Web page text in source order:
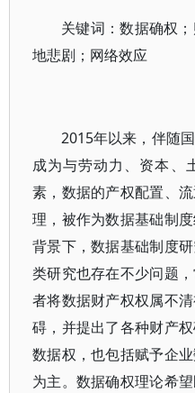
关键词：数据确权
地悲剧；网络效应
2015年以来，伴随
成为与劳动力、资本、
素，数据的产权配置、
理，被作为数据基础制
背景下，数据基础制度
类研究也存在不少问题
者将数据财产权权属不
碍，并提出了各种财产
数据权，也包括赋予企
为主。数据确权理论希